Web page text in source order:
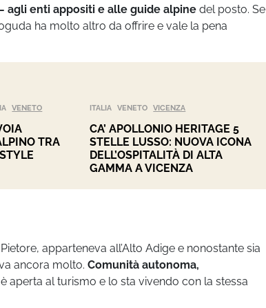
agli enti appositi e alle guide alpine del posto. Se
ha molto altro da offrire e vale la pena
VENETO
TRA
ITALIA VENETO VICENZA
CA’ APOLLONIO HERITAGE 5
STELLE LUSSO: NUOVA ICONA
DELL’OSPITALITÀ DI ALTA
GAMMA A VICENZA
apparteneva all’Alto Adige e nonostante sia
ancora molto. Comunità autonoma,
aperta al turismo e lo sta vivendo con la stessa